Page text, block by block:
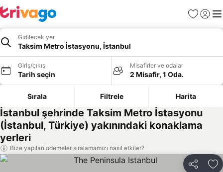
Favoriler
Giriş
Gidilecek yer
Taksim Metro İstasyonu, İstanbul
Giriş/çıkış
Tarih seçin
Misafirler ve odalar
2 Misafir, 1 Oda.
Sırala Filtrele Harita
İstanbul şehrinde Taksim Metro İstasyonu
(İstanbul, Türkiye) yakınındaki konaklama
yerleri
Bize yapılan ödemeler sıralamamızı nasıl etkiler?
Paylaş